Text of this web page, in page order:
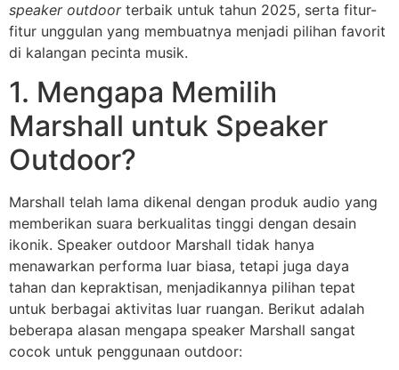
speaker outdoorterbaik untuk tahun 2025, serta fitur-
fitur unggulan yang membuatnya menjadi pilihan favorit
di kalangan pecinta musik.
1. Mengapa Memilih
Marshall untuk Speaker
Outdoor?
Marshall telah lama dikenal dengan produk audio yang
memberikan suara berkualitas tinggi dengan desain
ikonik. Speaker outdoor Marshall tidak hanya
menawarkan performa luar biasa, tetapi juga daya
tahan dan kepraktisan, menjadikannya pilihan tepat
untuk berbagai aktivitas luar ruangan. Berikut adalah
beberapa alasan mengapa speaker Marshall sangat
cocok untuk penggunaan outdoor: